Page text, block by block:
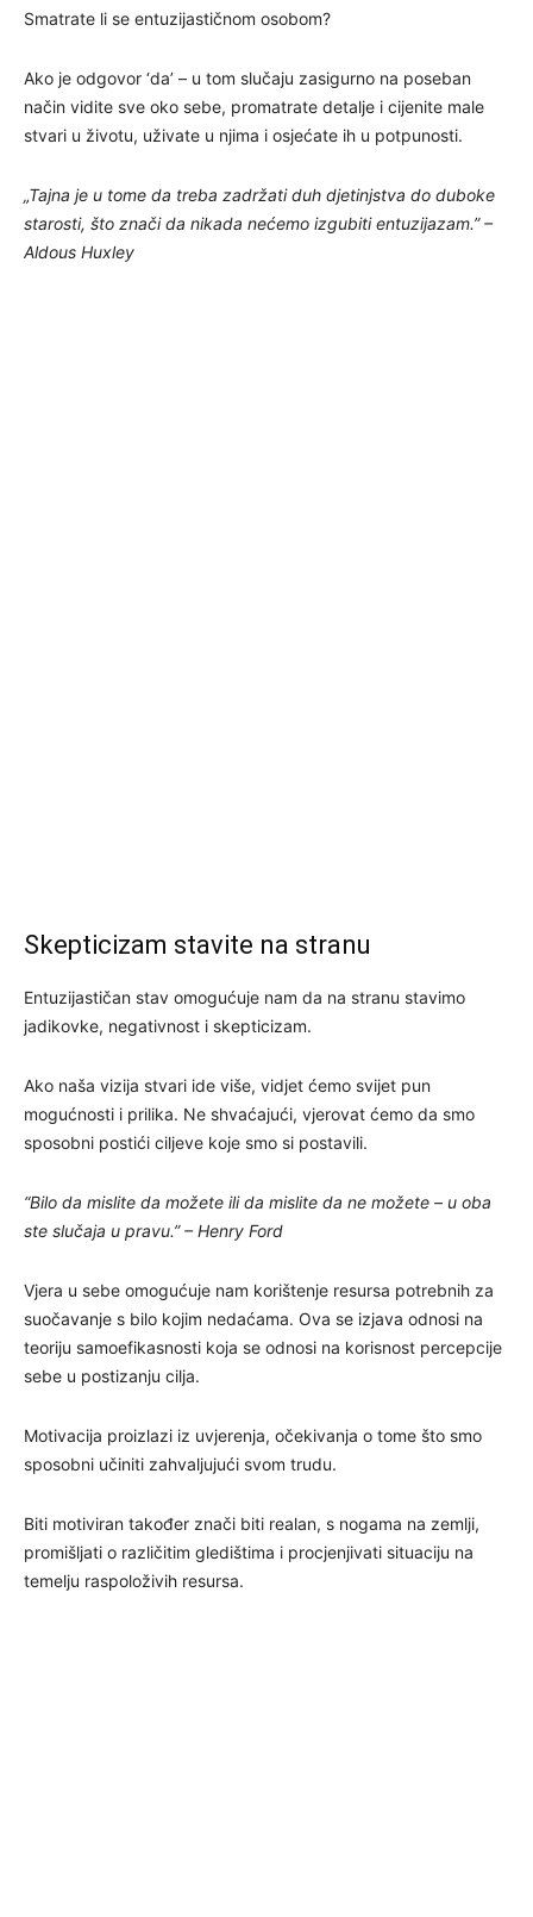
Smatrate li se entuzijastičnom osobom?
Ako je odgovor ‘da’ – u tom slučaju zasigurno na poseban
način vidite sve oko sebe, promatrate detalje i cijenite male
stvari u životu, uživate u njima i osjećate ih u potpunosti.
„Tajna je u tome da treba zadržati duh djetinjstva do duboke
starosti, što znači da nikada nećemo izgubiti entuzijazam.” –
Aldous Huxley
Skepticizam stavite na stranu
Entuzijastičan stav omogućuje nam da na stranu stavimo
jadikovke, negativnost i skepticizam.
Ako naša vizija stvari ide više, vidjet ćemo svijet pun
mogućnosti i prilika. Ne shvaćajući, vjerovat ćemo da smo
sposobni postići ciljeve koje smo si postavili.
“Bilo da mislite da možete ili da mislite da ne možete – u oba
ste slučaja u pravu.” – Henry Ford
Vjera u sebe omogućuje nam korištenje resursa potrebnih za
suočavanje s bilo kojim nedaćama. Ova se izjava odnosi na
teoriju samoefikasnosti koja se odnosi na korisnost percepcije
sebe u postizanju cilja.
Motivacija proizlazi iz uvjerenja, očekivanja o tome što smo
sposobni učiniti zahvaljujući svom trudu.
Biti motiviran također znači biti realan, s nogama na zemlji,
promišljati o različitim gledištima i procjenjivati ​​situaciju na
temelju raspoloživih resursa.